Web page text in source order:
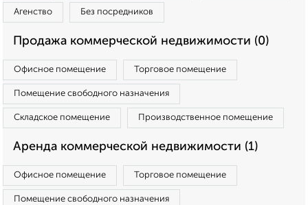
Агенство Без посредников
Продажа коммерческой недвижимости (0)
Офисное помещение Торговое помещение
Помещение свободного назначения
Складское помещение Производственное помещение
Аренда коммерческой недвижимости (1)
Офисное помещение Торговое помещение
Помещение свободного назначения